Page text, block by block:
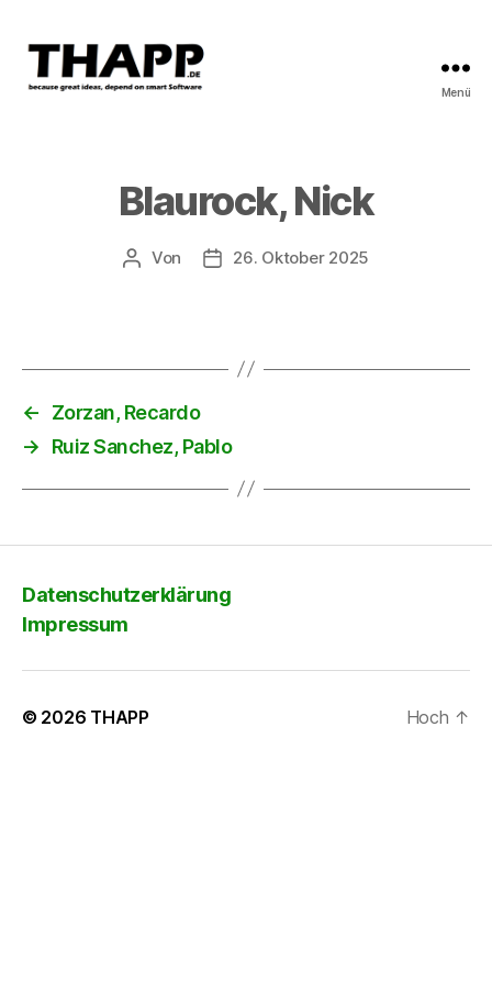
Menü
Blaurock, Nick
Beitragsautor
Von Beitragsdatum
26. Oktober 2025
←
Zorzan, Recardo
→
Ruiz Sanchez, Pablo
Datenschutzerklärung
Impressum
© 2026 THAPP Hoch ↑